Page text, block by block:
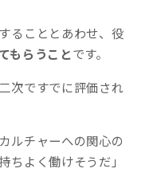
ることとあわせ、役
もらうことです。
次ですでに評価され
ルチャーへの関心の
ちよく働けそうだ」